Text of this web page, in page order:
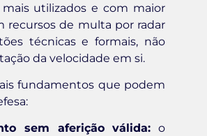
utilizados e com maior
recursos de multa por radar
técnicas e formais, não
da velocidade em si.
fundamentos que podem
sem aferição válida: o